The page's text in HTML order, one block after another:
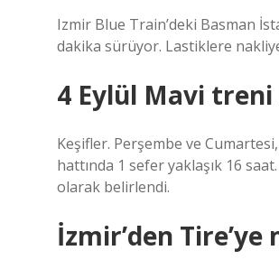
Izmir Blue Train’deki Basman
dakika sürüyor. Lastiklere
4 Eylül Mavi treni
Keşifler. Perşembe ve
hattında 1 sefer yaklaşık 16
olarak belirlendi.
İzmir’den